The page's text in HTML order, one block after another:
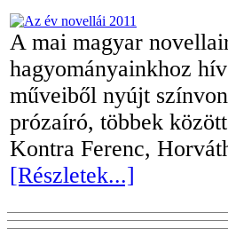
A mai magyar
hagyományainkhoz
műveiből nyújt
prózaíró, többek
Kontra Ferenc,
[Részletek...]